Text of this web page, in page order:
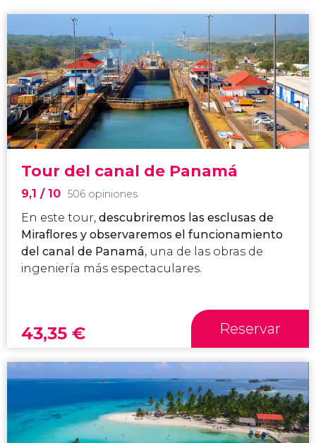
Tour del canal de Panamá
9,1 / 10 506 opiniones
En este tour, descubriremos las esclusas de
Miraflores y observaremos el funcionamiento
del canal de Panamá, una de las obras de
ingeniería más espectaculares.
43,35 € Reservar